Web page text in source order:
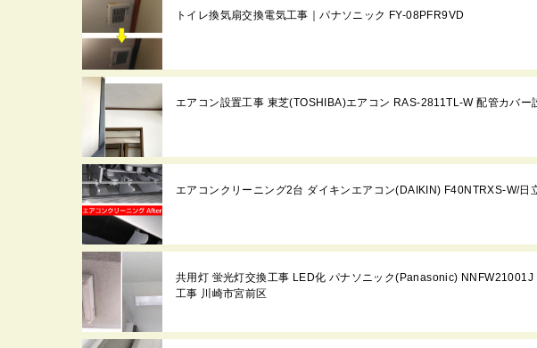
トイレ換気扇交換電気工事｜パナソニック FY-08PFR9VD
エアコン設置工事 東芝(TOSHIBA)エアコン RAS-2811TL-W 配管カバ
エアコンクリーニング2台 ダイキンエアコン(DAIKIN) F40NTRXS-W/
共用灯 蛍光灯交換工事 LED化 パナソニック(Panasonic)
工事 川崎市宮前区